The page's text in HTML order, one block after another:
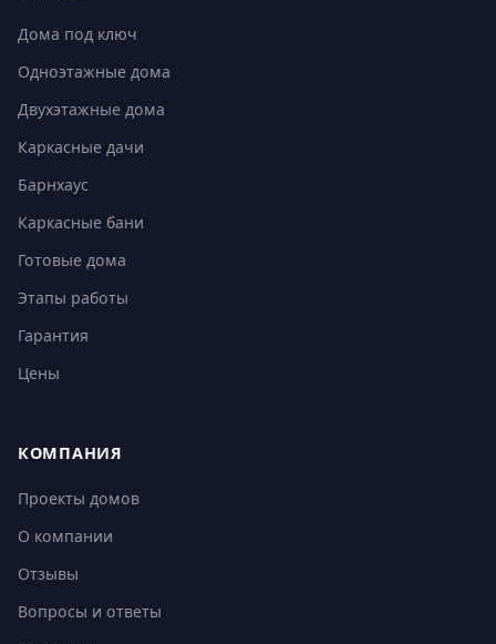
Дома под ключ
Одноэтажные дома
Двухэтажные дома
Каркасные дачи
Барнхаус
Каркасные бани
Готовые дома
Этапы работы
Гарантия
Цены
КОМПАНИЯ
Проекты домов
О компании
Отзывы
Вопросы и ответы